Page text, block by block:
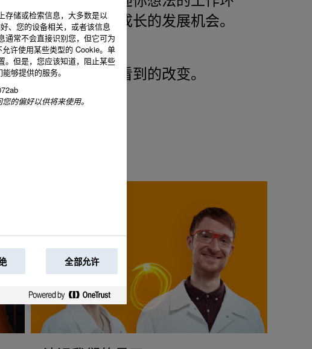
持你个人和职业成长的发展机会。
们希望在世界上看到的改变。
存储或检索信息，大多数是以
、您的设备相关，或者该信息
通常不会直接识别您，但它可为
许使用某些类型的 Cookie。单
。但是，您应该知道，阻止某些
够提供的服务。
的偏好以供将来使用。
全部允许